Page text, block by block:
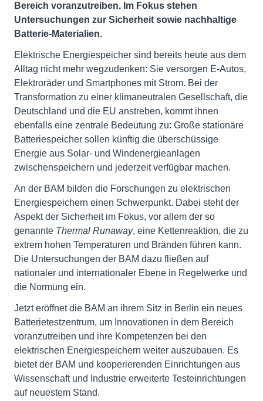
Bereich voranzutreiben. Im Fokus stehen
Untersuchungen zur Sicherheit sowie nachhaltige
Batterie-Materialien.
Elektrische Energiespeicher sind bereits heute aus dem
Alltag nicht mehr wegzudenken: Sie versorgen E-Autos,
Elektroräder und Smartphones mit Strom. Bei der
Transformation zu einer klimaneutralen Gesellschaft, die
Deutschland und die EU anstreben, kommt ihnen
ebenfalls eine zentrale Bedeutung zu: Große stationäre
Batteriespeicher sollen künftig die überschüssige
Energie aus Solar- und Windenergieanlagen
zwischenspeichern und jederzeit verfügbar machen.
An der BAM bilden die Forschungen zu elektrischen
Energiespeichern einen Schwerpunkt. Dabei steht der
Aspekt der Sicherheit im Fokus, vor allem der so
genannte Thermal Runaway, eine Kettenreaktion, die zu
extrem hohen Temperaturen und Bränden führen kann.
Die Untersuchungen der BAM dazu fließen auf
nationaler und internationaler Ebene in Regelwerke und
die Normung ein.
Jetzt eröffnet die BAM an ihrem Sitz in Berlin ein neues
Batterietestzentrum, um Innovationen in dem Bereich
voranzutreiben und ihre Kompetenzen bei den
elektrischen Energiespeichern weiter auszubauen. Es
bietet der BAM und kooperierenden Einrichtungen aus
Wissenschaft und Industrie erweiterte Testeinrichtungen
auf neuestem Stand.